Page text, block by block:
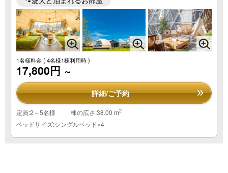
1名様料金( 4名様1棟利用時 )
17,800円 ～
詳細/ご予約
定員:2～5名様 棟の広さ:38.00 m2
ベッドサイズ:シングルベッド×4